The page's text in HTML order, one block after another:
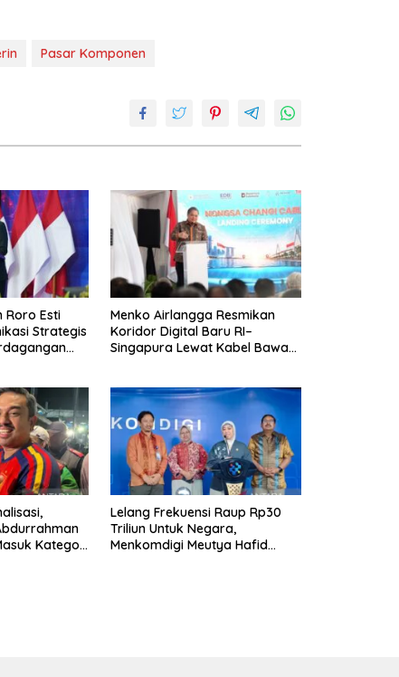
Pasar Komponen
Roro Esti
Strategis
Menko Airlangga Resmikan
Koridor Digital Baru RI–
Singapura Lewat Kabel Bawah
Kategori
Lelang Frekuensi Raup Rp30
Triliun Untuk Negara,
Menkomdigi Meutya Hafid